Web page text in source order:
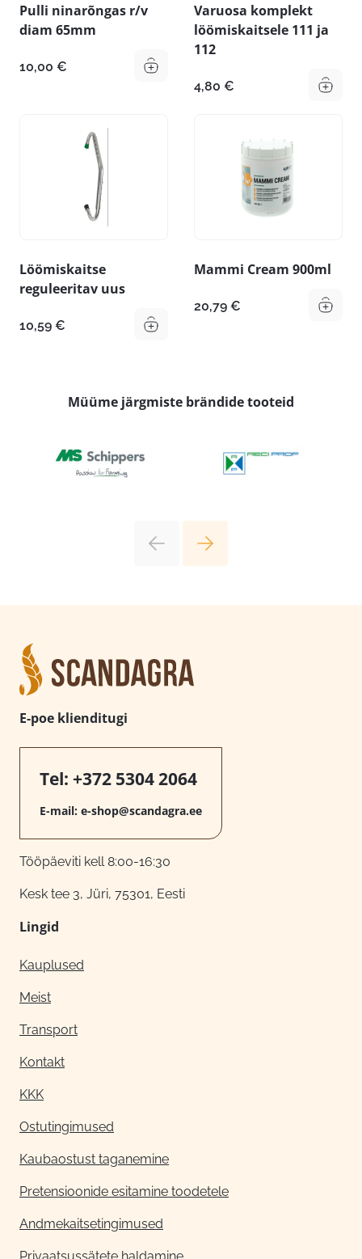
Pulli ninarõngas r/v
diam 65mm
10,00 €
Varuosa komplekt
löömiskaitsele 111 ja
112
4,80 €
Löömiskaitse
reguleeritav uus
10,59 €
Mammi Cream 900ml
20,79 €
Müüme järgmiste brändide tooteid
E-poe klienditugi
Tel: +372 5304 2064
E-mail: e-shop@scandagra.ee
Tööpäeviti kell 8:00-16:30
Kesk tee 3, Jüri, 75301, Eesti
Lingid
Kauplused
Meist
Transport
Kontakt
KKK
Ostutingimused
Kaubaostust taganemine
Pretensioonide esitamine toodetele
Andmekaitsetingimused